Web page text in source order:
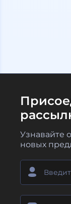
Узнавайте
новых